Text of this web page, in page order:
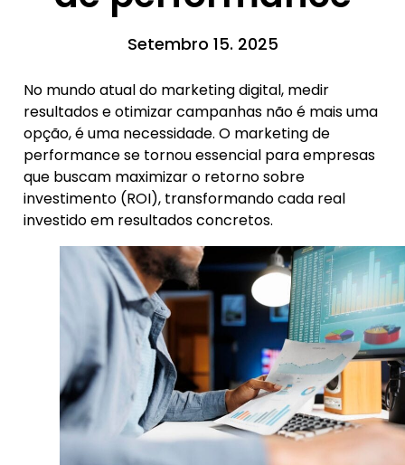
Setembro 15. 2025
No mundo atual do marketing digital, medir
resultados e otimizar campanhas não é mais uma
opção, é uma necessidade. O marketing de
performance se tornou essencial para empresas
que buscam maximizar o retorno sobre
investimento (ROI), transformando cada real
investido em resultados concretos.